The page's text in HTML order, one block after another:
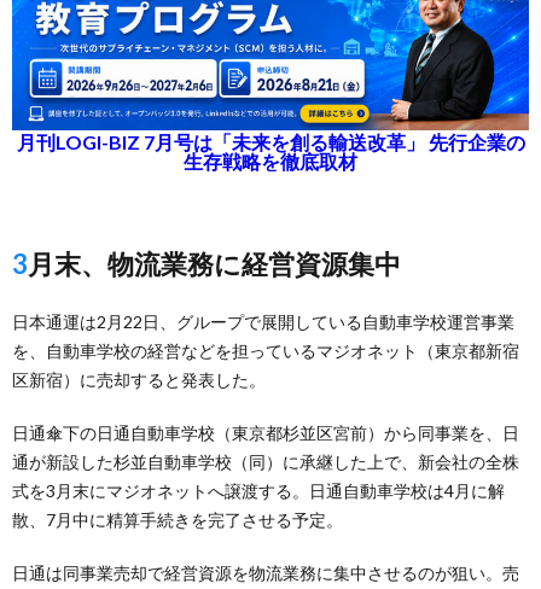
月刊LOGI-BIZ 7月号は「未来を創る輸送改革」 先行企業の
生存戦略を徹底取材
3月末、物流業務に経営資源集中
日本通運は2月22日、グループで展開している自動車学校運営事業
を、自動車学校の経営などを担っているマジオネット（東京都新宿
区新宿）に売却すると発表した。
日通傘下の日通自動車学校（東京都杉並区宮前）から同事業を、日
通が新設した杉並自動車学校（同）に承継した上で、新会社の全株
式を3月末にマジオネットへ譲渡する。日通自動車学校は4月に解
散、7月中に精算手続きを完了させる予定。
日通は同事業売却で経営資源を物流業務に集中させるのが狙い。売